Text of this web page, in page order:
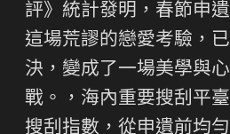
評》統計發明，春節申
這場荒謬的戀愛考驗，
決，變成了一場美學與
戰。，海內重要搜刮平
搜刮指數，從申遺前均